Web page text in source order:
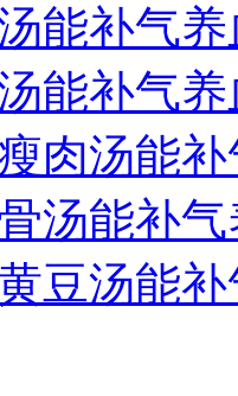
能补气
能补气
肉汤能
汤能补
豆汤能